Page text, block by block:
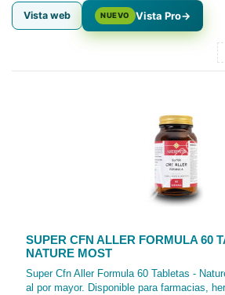
Vista web NUEVO Vista Pro→
SUPER CFN ALLER FORMULA 60
NATURE MOST
Super Cfn Aller Formula 60 Tabletas -
al por mayor. Disponible para farmacias,